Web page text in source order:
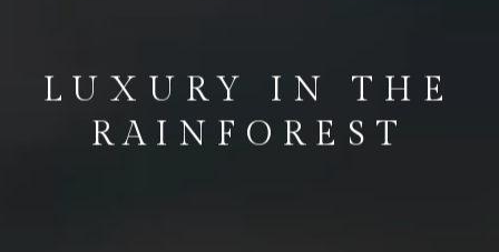
LUXURY IN THE
RAINFOREST